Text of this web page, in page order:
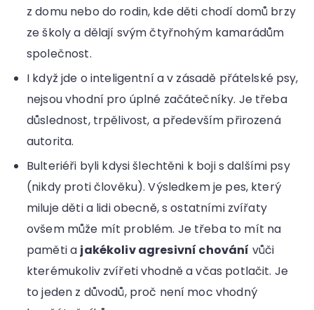
z domu nebo do rodin, kde děti chodí domů brzy
ze školy a dělají svým čtyřnohým kamarádům
společnost.
I když jde o inteligentní a v zásadě přátelské psy,
nejsou vhodní pro úplné začátečníky. Je třeba
důslednost, trpělivost, a především přirozená
autorita.
Bulteriéři byli kdysi šlechtěni k boji s dalšími psy
(nikdy proti člověku). Výsledkem je pes, který
miluje děti a lidi obecně, s ostatními zvířaty
ovšem může mít problém. Je třeba to mít na
paměti a jakékoliv agresivní chování vůči
kterémukoliv zvířeti vhodně a včas potlačit. Je
to jeden z důvodů, proč není moc vhodný